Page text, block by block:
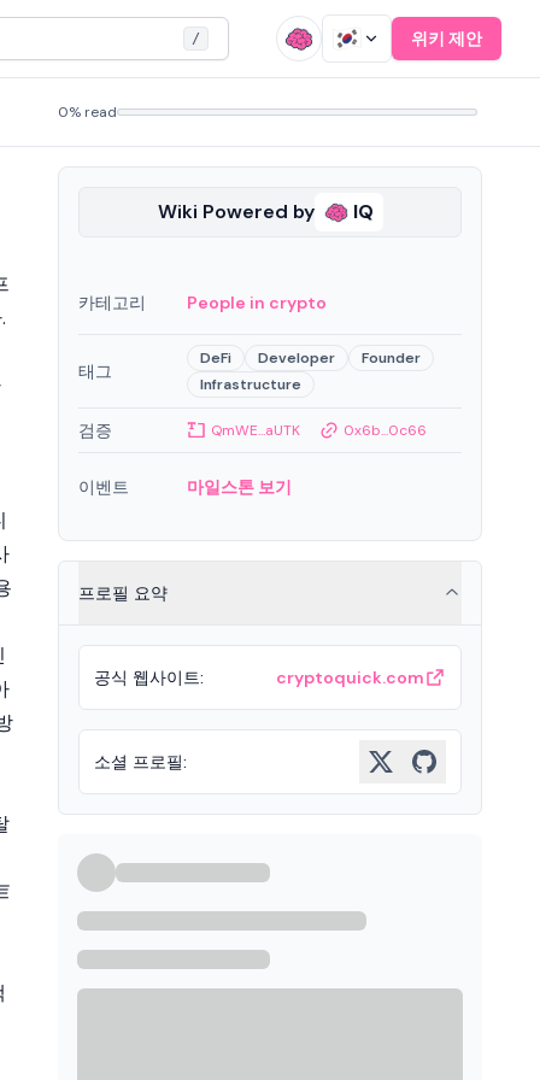
/ 위키 제안
0% read
Wiki Powered by IQ
카테고리 People in crypto
태그
DeFi Developer
Founder
Infrastructure
검증 QmWE...aUTK 0x6b...0c66
이벤트 마일스톤 보기
프로필 요약
공식 웹사이트: cryptoquick.com
소셜 프로필: